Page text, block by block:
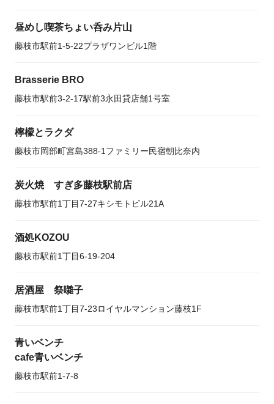
昼めし喫茶ちょい呑み片山
藤枝市駅前1-5-22プラザワンビル1階
Brasserie BRO
藤枝市駅前3-2-17駅前3永田貸店舗1号室
檸檬とラクダ
藤枝市岡部町宮島388-1ファミリー民宿朝比奈内
炭火焼 すぎ多藤枝駅前店
藤枝市駅前1丁目7-27キシモトビル21A
酒処KOZOU
藤枝市駅前1丁目6-19-204
居酒屋 祭囃子
藤枝市駅前1丁目7-23ロイヤルマンション藤枝1F
青いベンチ
cafe青いベンチ
藤枝市駅前1-7-8